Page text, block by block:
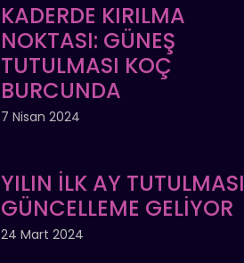
KADERDE KIRILMA
NOKTASI: GÜNEŞ
TUTULMASI KOÇ
BURCUNDA
7 Nisan 2024
YILIN İLK AY TUTULMASI
GÜNCELLEME GELİYOR
24 Mart 2024